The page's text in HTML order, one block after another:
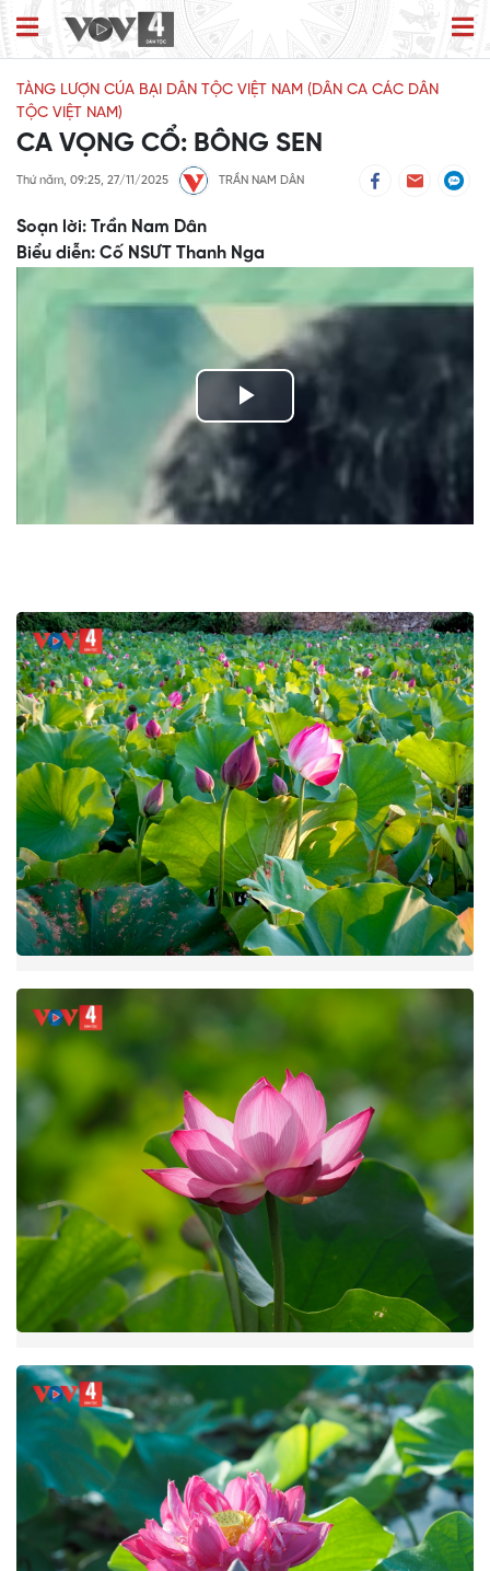
TÀNG LƯỢN CÚA BẠI DÂN TỘC VIỆT NAM (DÂN CA CÁC DÂN
TỘC VIỆT NAM)
CA VỌNG CỔ: BÔNG SEN
Thứ năm, 09:25, 27/11/2025 TRẦN NAM DÂN
Soạn lời: Trần Nam Dân
Biểu diễn: Cố NSƯT Thanh Nga
Play
Video